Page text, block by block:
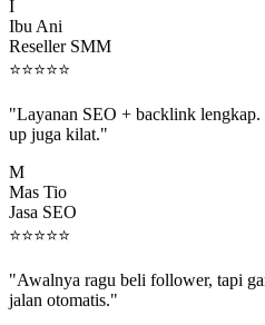
Ibu Ani
Reseller SMM
⭐⭐⭐⭐⭐
up juga kilat."
Mas Tio
Jasa SEO
⭐⭐⭐⭐⭐
jalan otomatis."